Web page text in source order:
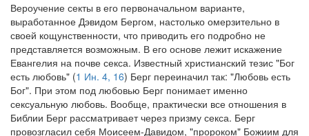
Вероучение секты в его первоначальном варианте,
выработанное Дэвидом Бергом, настолько омерзительно в
своей кощунственности, что приводить его подробно не
представляется возможным. В его основе лежит искажение
Евангелия на почве секса. Известный христианский тезис "Бог
есть любовь" (1 Ин. 4, 16) Берг переиначил так: "Любовь есть
Бог". При этом под любовью Берг понимает именно
сексуальную любовь. Вообще, практически все отношения в
Библии Берг рассматривает через призму секса. Берг
провозгласил себя Моисеем-Давидом, "пророком" Божиим для